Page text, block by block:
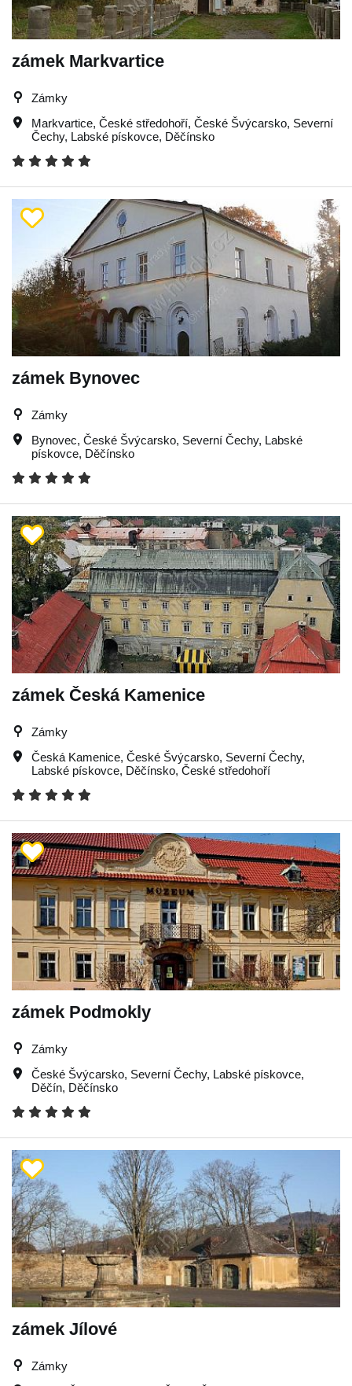
zámek Markvartice
Zámky
Markvartice, České středohoří, České Švýcarsko, Severní
Čechy, Labské pískovce, Děčínsko
zámek Bynovec
Zámky
Bynovec, České Švýcarsko, Severní Čechy, Labské
pískovce, Děčínsko
zámek Česká Kamenice
Zámky
Česká Kamenice, České Švýcarsko, Severní Čechy,
Labské pískovce, Děčínsko, České středohoří
zámek Podmokly
Zámky
České Švýcarsko, Severní Čechy, Labské pískovce,
Děčín, Děčínsko
zámek Jílové
Zámky